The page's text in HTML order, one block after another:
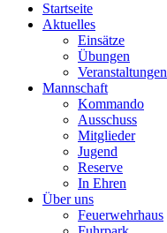
Startseite
Aktuelles
Einsätze
Übungen
Veranstaltungen
Mannschaft
Kommando
Ausschuss
Mitglieder
Jugend
Reserve
In Ehren
Über uns
Feuerwehrhaus